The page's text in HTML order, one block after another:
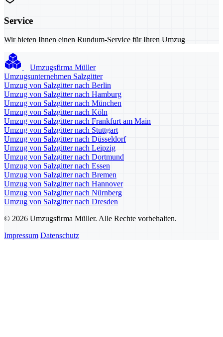
Service
Wir bieten Ihnen einen Rundum-Service für Ihren Umzug
Umzugsfirma Müller
Umzugsunternehmen Salzgitter
Umzug von Salzgitter nach Berlin
Umzug von Salzgitter nach Hamburg
Umzug von Salzgitter nach München
Umzug von Salzgitter nach Köln
Umzug von Salzgitter nach Frankfurt am Main
Umzug von Salzgitter nach Stuttgart
Umzug von Salzgitter nach Düsseldorf
Umzug von Salzgitter nach Leipzig
Umzug von Salzgitter nach Dortmund
Umzug von Salzgitter nach Essen
Umzug von Salzgitter nach Bremen
Umzug von Salzgitter nach Hannover
Umzug von Salzgitter nach Nürnberg
Umzug von Salzgitter nach Dresden
© 2026 Umzugsfirma Müller. Alle Rechte vorbehalten.
Impressum Datenschutz